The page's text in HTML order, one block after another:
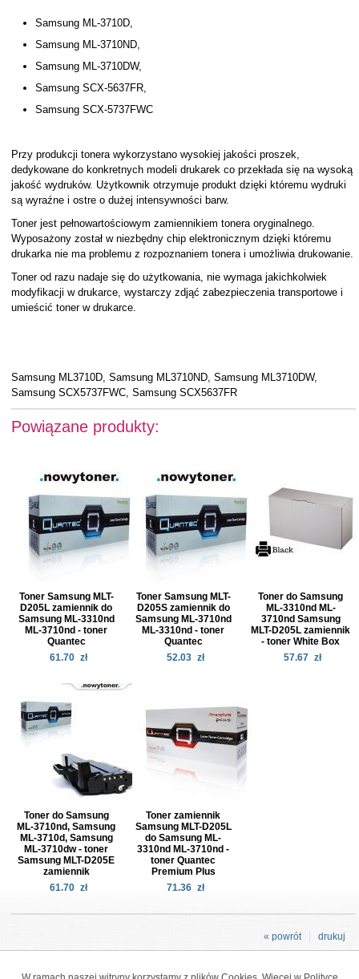
Samsung ML-3710D,
Samsung ML-3710ND,
Samsung ML-3710DW,
Samsung SCX-5637FR,
Samsung SCX-5737FWC
Przy produkcji tonera wykorzystano wysokiej jakości proszek,
dedykowane do konkretnych modeli drukarek co przekłada się na wysoką
jakość wydruków. Użytkownik otrzymuje produkt dzięki któremu wydruki
są wyraźne i ostre o dużej intensywności barw.
Toner jest pełnowartościowym zamiennikiem tonera oryginalnego.
Wyposażony został w niezbędny chip elektronicznym dzięki któremu
drukarka nie ma problemu z rozpoznaniem tonera i umożliwia drukowanie.
Toner od razu nadaje się do użytkowania, nie wymaga jakichkolwiek
modyfikacji w drukarce, wystarczy zdjąć zabezpieczenia transportowe i
umieścić toner w drukarce.
Samsung ML3710D, Samsung ML3710ND, Samsung ML3710DW,
Samsung SCX5737FWC, Samsung SCX5637FR
Powiązane produkty:
Toner Samsung MLT-
D205L zamiennik do
Samsung ML-3310nd
ML-3710nd - toner
Quantec
61.70 zł
Toner Samsung MLT-
D205S zamiennik do
Samsung ML-3710nd
ML-3310nd - toner
Quantec
52.03 zł
Toner do Samsung
ML-3310nd ML-
3710nd Samsung
MLT-D205L zamiennik
- toner White Box
57.67 zł
Toner do Samsung
ML-3710nd, Samsung
ML-3710d, Samsung
ML-3710dw - toner
Samsung MLT-D205E
zamiennik
61.70 zł
Toner zamiennik
Samsung MLT-D205L
do Samsung ML-
3310nd ML-3710nd -
toner Quantec
Premium Plus
71.36 zł
drukuj
« powrót